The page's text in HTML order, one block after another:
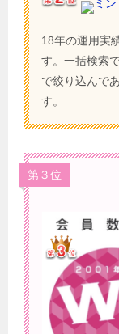
ミ
18年の運用実
す。一括検索
で絞り込んで
す。
第３位